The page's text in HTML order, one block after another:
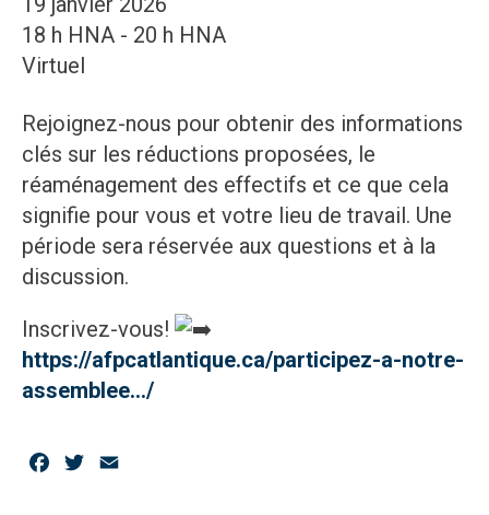
18 h HNA - 20 h HNA
Virtuel
Rejoignez-nous pour obtenir des informations
clés sur les réductions proposées, le
réaménagement des effectifs et ce que cela
signifie pour vous et votre lieu de travail. Une
période sera réservée aux questions et à la
discussion.
Inscrivez-vous!
https://afpcatlantique.ca/participez-a-notre-
assemblee…/
Facebook
Twitter